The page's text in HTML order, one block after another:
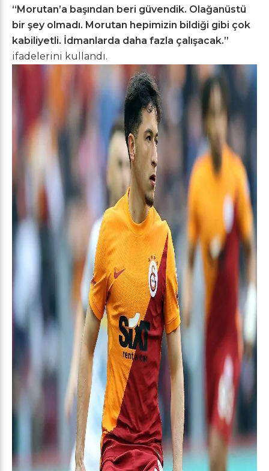
“Morutan’a başından beri güvendik. Olağanüstü
bir şey olmadı. Morutan hepimizin bildiği gibi çok
kabiliyetli. İdmanlarda daha fazla çalışacak.”
ifadelerini kullandı.